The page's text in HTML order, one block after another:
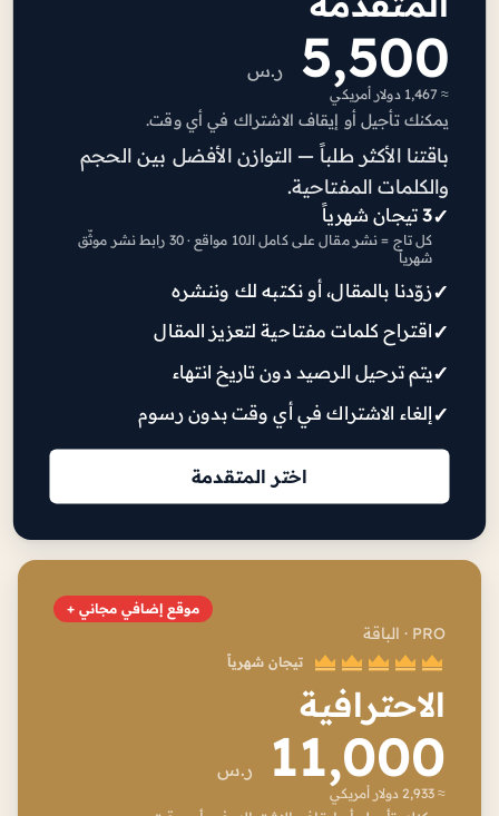
5,500 ر.س
≈ 1,467 دولار أمريكي
يمكنك تأجيل أو إيقاف الاشتراك في أي وقت.
باقتنا الأكثر طلباً — التوازن الأفضل بين الحجم
والكلمات المفتاحية.
3تيجان شهرياً
كل تاج = نشر مقال على كامل الـ10 مواقع · 30 رابط نشر موثّق
شهرياً
زوّدنا بالمقال، أو نكتبه لك وننشره
اقتراح كلمات مفتاحية لتعزيز المقال
يتم ترحيل الرصيد دون تاريخ انتهاء
إلغاء الاشتراك في أي وقت بدون رسوم
اختر المتقدمة
موقع إضافي مجاني +
PRO · الباقة
تيجان شهرياً
الاحترافية
11,000 ر.س
≈ 2,933 دولار أمريكي